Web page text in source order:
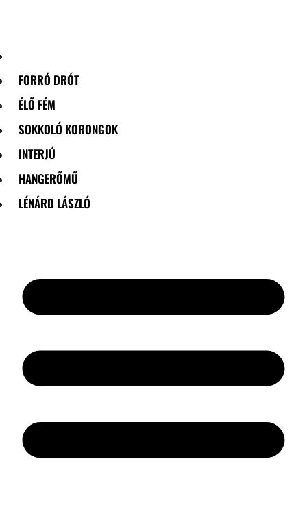
FORRÓ DRÓT
ÉLŐ FÉM
SOKKOLÓ KORONGOK
INTERJÚ
HANGERŐMŰ
LÉNÁRD LÁSZLÓ